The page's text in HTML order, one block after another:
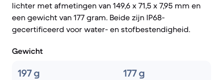
lichter met afmetingen van 149,6 x 71,5 x 7,95 mm en
een gewicht van 177 gram. Beide zijn IP68-
gecertificeerd voor water- en stofbestendigheid.
Gewicht
197 g 177 g